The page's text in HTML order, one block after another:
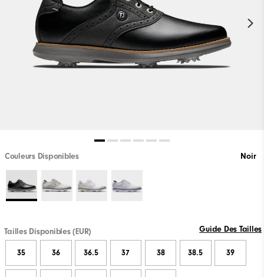
Couleurs Disponibles Noir
Tailles Disponibles (EUR) Guide Des Tailles
35 36 36.5 37 38 38.5 39